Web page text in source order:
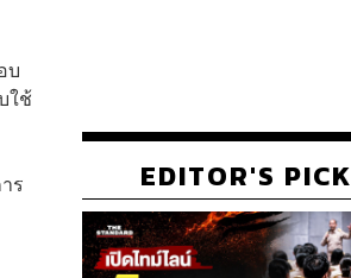
บ
ใช้
ร EDITOR'S PICK